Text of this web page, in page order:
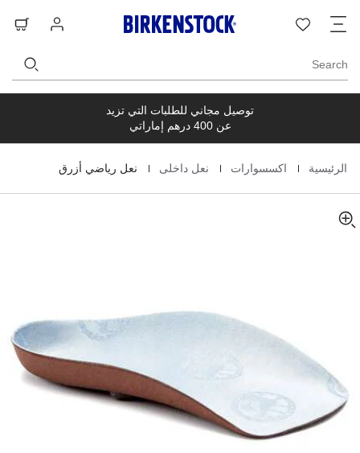
الدخول
Search
توصيل مجاني للطلبات التي تزيد
عن 400 درهم إماراتي
Homepage الرئيسية اكسسوارات نعل داخلى نعل رياضي أزرق